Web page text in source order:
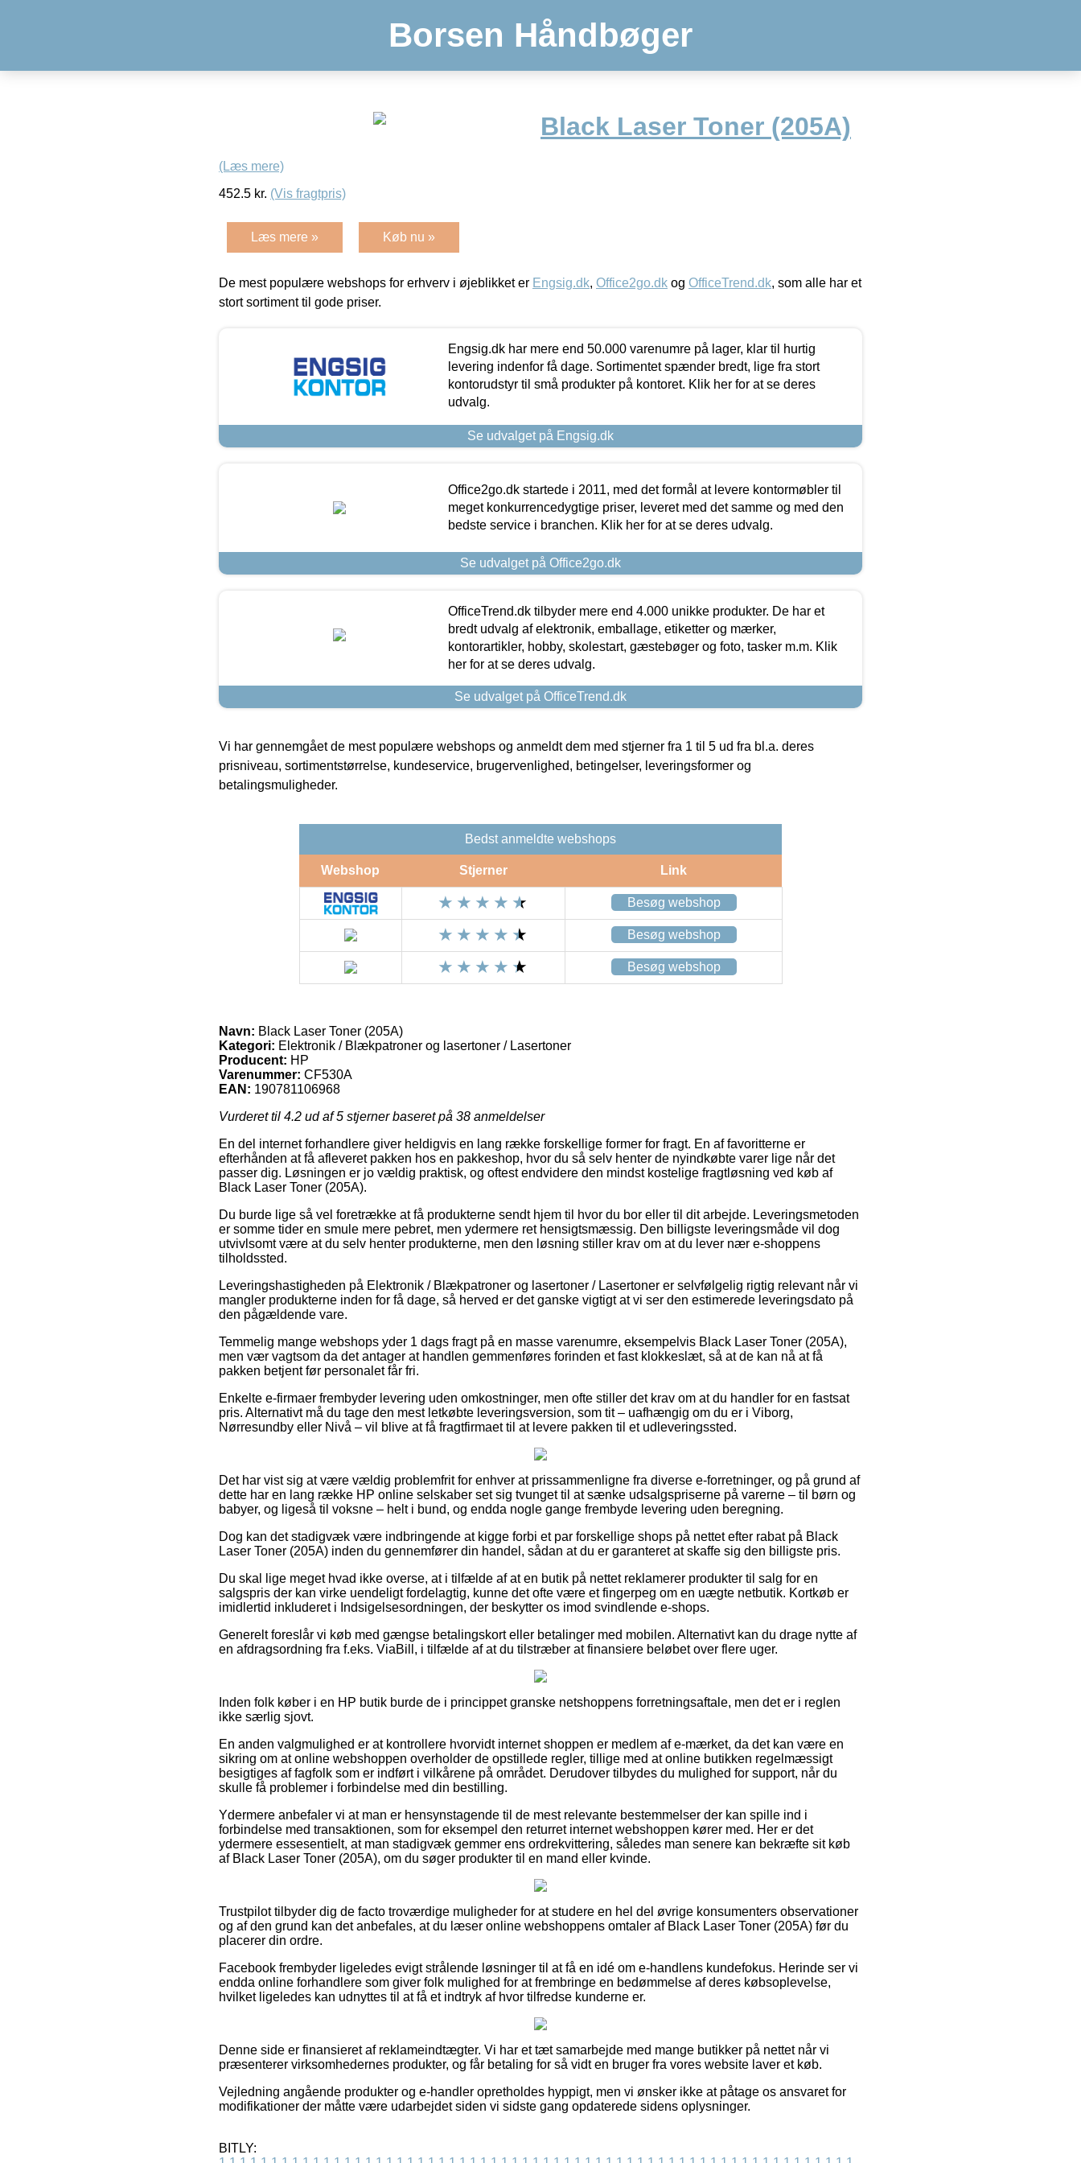
Borsen Håndbøger
Black Laser Toner (205A)
(Læs mere)
452.5 kr. (Vis fragtpris)
Læs mere » Køb nu »
De mest populære webshops for erhverv i øjeblikket er Engsig.dk, Office2go.dk og OfficeTrend.dk, som alle har et
stort sortiment til gode priser.
Engsig.dk har mere end 50.000 varenumre på lager, klar til hurtig
levering indenfor få dage. Sortimentet spænder bredt, lige fra stort
kontorudstyr til små produkter på kontoret. Klik her for at se deres
udvalg.
Se udvalget på Engsig.dk
Office2go.dk startede i 2011, med det formål at levere kontormøbler til
meget konkurrencedygtige priser, leveret med det samme og med den
bedste service i branchen. Klik her for at se deres udvalg.
Se udvalget på Office2go.dk
OfficeTrend.dk tilbyder mere end 4.000 unikke produkter. De har et
bredt udvalg af elektronik, emballage, etiketter og mærker,
kontorartikler, hobby, skolestart, gæstebøger og foto, tasker m.m. Klik
her for at se deres udvalg.
Se udvalget på OfficeTrend.dk
Vi har gennemgået de mest populære webshops og anmeldt dem med stjerner fra 1 til 5 ud fra bl.a. deres
prisniveau, sortimentstørrelse, kundeservice, brugervenlighed, betingelser, leveringsformer og
betalingsmuligheder.
Bedst anmeldte webshops
Webshop Stjerner Link
Besøg webshop
Besøg webshop
Besøg webshop
Navn: Black Laser Toner (205A)
Kategori: Elektronik / Blækpatroner og lasertoner / Lasertoner
Producent: HP
Varenummer: CF530A
EAN: 190781106968
Vurderet til 4.2 ud af 5 stjerner baseret på 38 anmeldelser
En del internet forhandlere giver heldigvis en lang række forskellige former for fragt. En af favoritterne er
efterhånden at få afleveret pakken hos en pakkeshop, hvor du så selv henter de nyindkøbte varer lige når det
passer dig. Løsningen er jo vældig praktisk, og oftest endvidere den mindst kostelige fragtløsning ved køb af
Black Laser Toner (205A).
Du burde lige så vel foretrække at få produkterne sendt hjem til hvor du bor eller til dit arbejde. Leveringsmetoden
er somme tider en smule mere pebret, men ydermere ret hensigtsmæssig. Den billigste leveringsmåde vil dog
utvivlsomt være at du selv henter produkterne, men den løsning stiller krav om at du lever nær e-shoppens
tilholdssted.
Leveringshastigheden på Elektronik / Blækpatroner og lasertoner / Lasertoner er selvfølgelig rigtig relevant når vi
mangler produkterne inden for få dage, så herved er det ganske vigtigt at vi ser den estimerede leveringsdato på
den pågældende vare.
Temmelig mange webshops yder 1 dags fragt på en masse varenumre, eksempelvis Black Laser Toner (205A),
men vær vagtsom da det antager at handlen gemmenføres forinden et fast klokkeslæt, så at de kan nå at få
pakken betjent før personalet får fri.
Enkelte e-firmaer frembyder levering uden omkostninger, men ofte stiller det krav om at du handler for en fastsat
pris. Alternativt må du tage den mest letkøbte leveringsversion, som tit – uafhængig om du er i Viborg,
Nørresundby eller Nivå – vil blive at få fragtfirmaet til at levere pakken til et udleveringssted.
Det har vist sig at være vældig problemfrit for enhver at prissammenligne fra diverse e-forretninger, og på grund af
dette har en lang række HP online selskaber set sig tvunget til at sænke udsalgspriserne på varerne – til børn og
babyer, og ligeså til voksne – helt i bund, og endda nogle gange frembyde levering uden beregning.
Dog kan det stadigvæk være indbringende at kigge forbi et par forskellige shops på nettet efter rabat på Black
Laser Toner (205A) inden du gennemfører din handel, sådan at du er garanteret at skaffe sig den billigste pris.
Du skal lige meget hvad ikke overse, at i tilfælde af at en butik på nettet reklamerer produkter til salg for en
salgspris der kan virke uendeligt fordelagtig, kunne det ofte være et fingerpeg om en uægte netbutik. Kortkøb er
imidlertid inkluderet i Indsigelsesordningen, der beskytter os imod svindlende e-shops.
Generelt foreslår vi køb med gængse betalingskort eller betalinger med mobilen. Alternativt kan du drage nytte af
en afdragsordning fra f.eks. ViaBill, i tilfælde af at du tilstræber at finansiere beløbet over flere uger.
Inden folk køber i en HP butik burde de i princippet granske netshoppens forretningsaftale, men det er i reglen
ikke særlig sjovt.
En anden valgmulighed er at kontrollere hvorvidt internet shoppen er medlem af e-mærket, da det kan være en
sikring om at online webshoppen overholder de opstillede regler, tillige med at online butikken regelmæssigt
besigtiges af fagfolk som er indført i vilkårene på området. Derudover tilbydes du mulighed for support, når du
skulle få problemer i forbindelse med din bestilling.
Ydermere anbefaler vi at man er hensynstagende til de mest relevante bestemmelser der kan spille ind i
forbindelse med transaktionen, som for eksempel den returret internet webshoppen kører med. Her er det
ydermere essesentielt, at man stadigvæk gemmer ens ordrekvittering, således man senere kan bekræfte sit køb
af Black Laser Toner (205A), om du søger produkter til en mand eller kvinde.
Trustpilot tilbyder dig de facto troværdige muligheder for at studere en hel del øvrige konsumenters observationer
og af den grund kan det anbefales, at du læser online webshoppens omtaler af Black Laser Toner (205A) før du
placerer din ordre.
Facebook frembyder ligeledes evigt strålende løsninger til at få en idé om e-handlens kundefokus. Herinde ser vi
endda online forhandlere som giver folk mulighed for at frembringe en bedømmelse af deres købsoplevelse,
hvilket ligeledes kan udnyttes til at få et indtryk af hvor tilfredse kunderne er.
Denne side er finansieret af reklameindtægter. Vi har et tæt samarbejde med mange butikker på nettet når vi
præsenterer virksomhedernes produkter, og får betaling for så vidt en bruger fra vores website laver et køb.
Vejledning angående produkter og e-handler opretholdes hyppigt, men vi ønsker ikke at påtage os ansvaret for
modifikationer der måtte være udarbejdet siden vi sidste gang opdaterede sidens oplysninger.
BITLY: